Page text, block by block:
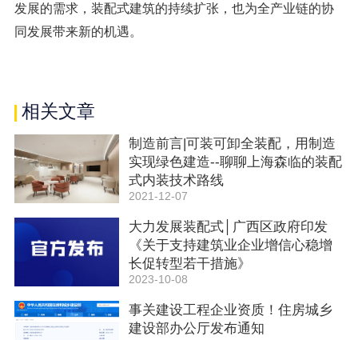
发展的需求，装配式建筑的持续扩张，也为全产业链的协
同发展带来新的机遇。
相关文章
制造前言|可装可卸全装配，用制造
实现绿色建造--聊聊上海森临的装配
式内装技术路线
2021-12-07
大力发展装配式│广西区政府印发
《关于支持建筑业企业增信心稳增
长促转型若干措施》
2023-10-08
事关建设工程企业资质！住房城乡
建设部办公厅发布通知